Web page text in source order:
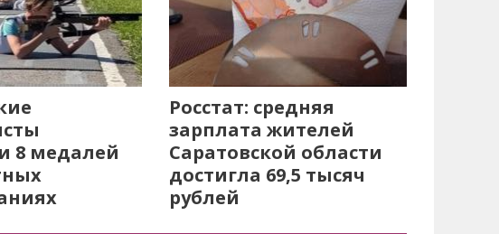
8 медалей
Росстат: средняя
зарплата жителей
Саратовской области
достигла 69,5 тысяч
рублей